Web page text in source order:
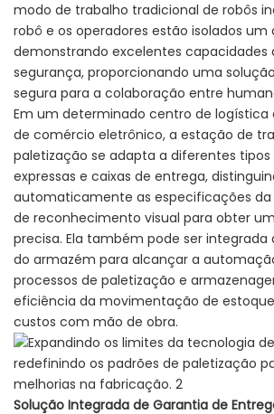
modo de trabalho tradicional de robôs
robô e os operadores estão isolados um
demonstrando excelentes capacidades
segurança, proporcionando uma
segura para a colaboração entre
Em um determinado centro de logística
de comércio eletrônico, a estação de
paletização se adapta a diferentes
expressas e caixas de entrega,
automaticamente as especificações
de reconhecimento visual para obter
precisa. Ela também pode ser integrada
do armazém para alcançar a
processos de paletização e
eficiência da movimentação de
custos com mão de obra.
Solução Integrada de Garantia de